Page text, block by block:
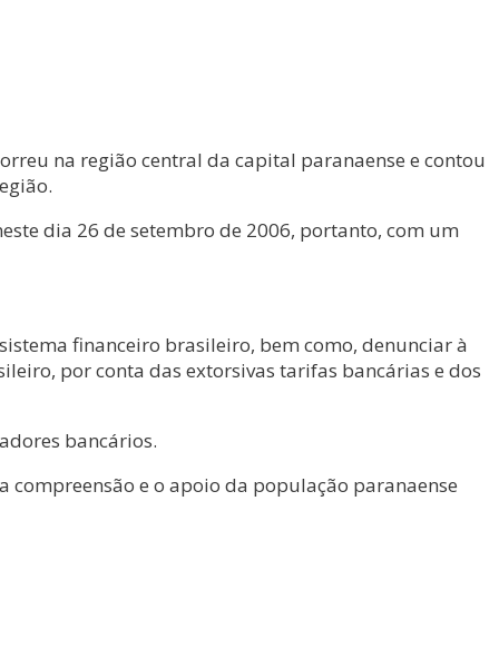
na região central da capital paranaense e contou
dia 26 de setembro de 2006, portanto, com um
financeiro brasileiro, bem como, denunciar à
por conta das extorsivas tarifas bancárias e dos
bancários.
compreensão e o apoio da população paranaense